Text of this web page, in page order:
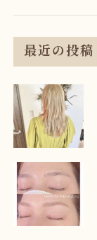
最近の投稿